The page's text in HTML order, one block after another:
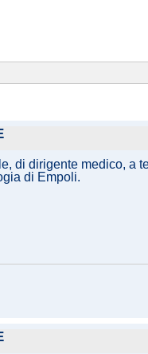
di dirigente medico,
di Empoli.